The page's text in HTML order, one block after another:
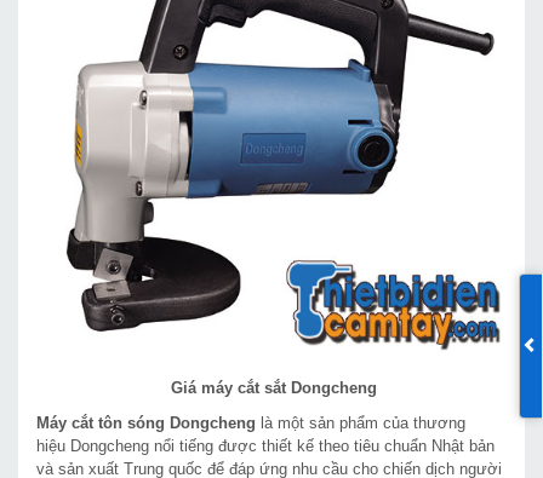
Giá máy cắt sắt Dongcheng
Máy cắt tôn sóng Dongcheng là một sản phẩm của thương
hiệu Dongcheng nổi tiếng được thiết kế theo tiêu chuẩn Nhật bản
và sản xuất Trung quốc để đáp ứng nhu cầu cho chiến dịch người